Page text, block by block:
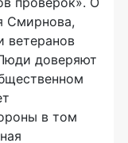
Смирнова,
ветеранов
доверяют
в том